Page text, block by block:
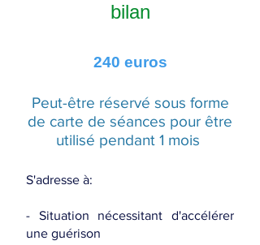
bilan
240 euros
Peut-être réservé sous forme
de carte de séances pour être
utilisé pendant 1 mois
S'adresse à:
- Situation nécessitant d'accélérer
une guérison